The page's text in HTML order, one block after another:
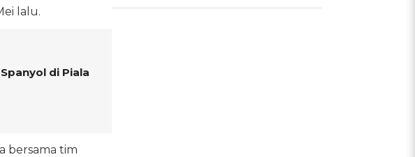
lalu.
di Piala
bersama tim